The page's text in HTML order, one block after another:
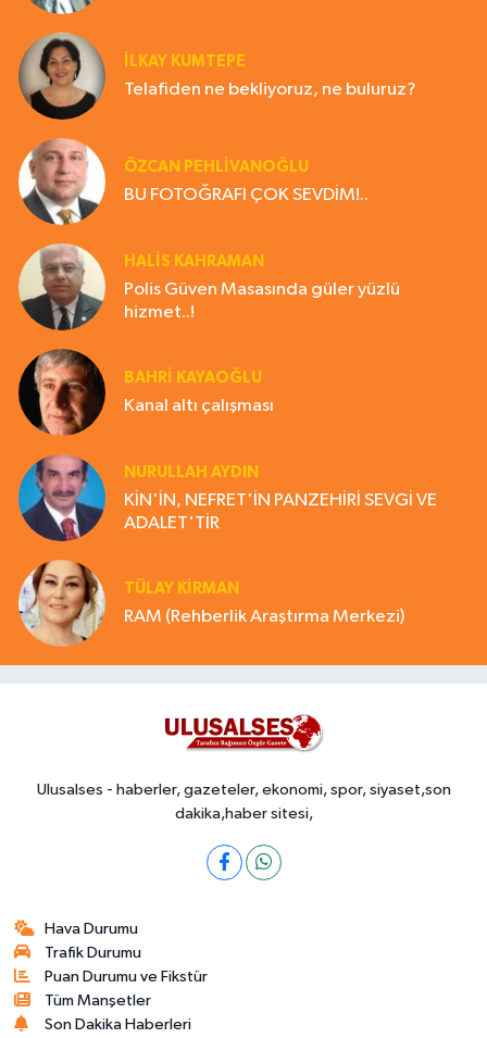
İLKAY KUMTEPE
Telafiden ne bekliyoruz, ne buluruz?
ÖZCAN PEHLİVANOĞLU
BU FOTOĞRAFI ÇOK SEVDİM!..
HALIS KAHRAMAN
Polis Güven Masasında güler yüzlü
hizmet..!
BAHRI KAYAOĞLU
Kanal altı çalışması
NURULLAH AYDIN
KİN'İN, NEFRET'İN PANZEHİRİ SEVGİ VE
ADALET'TİR
TÜLAY KİRMAN
RAM (Rehberlik Araştırma Merkezi)
Ulusalses - haberler, gazeteler, ekonomi, spor, siyaset,son
dakika,haber sitesi,
Hava Durumu
Trafik Durumu
Puan Durumu ve Fikstür
Tüm Manşetler
Son Dakika Haberleri